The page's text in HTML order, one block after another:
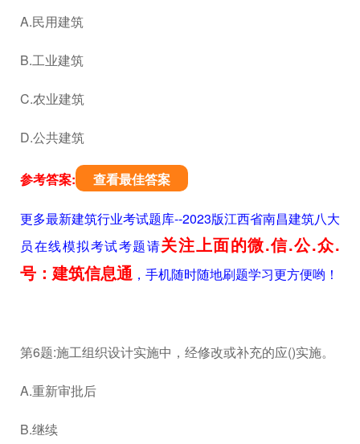
A.民用建筑
B.工业建筑
C.农业建筑
D.公共建筑
参考答案: 查看最佳答案
更多最新建筑行业考试题库--2023版江西省南昌建筑八大
员在线模拟考试考题请关注上面的微.信.公.众.
号：建筑信息通，手机随时随地刷题学习更方便哟！
第6题:施工组织设计实施中，经修改或补充的应()实施。
A.重新审批后
B.继续